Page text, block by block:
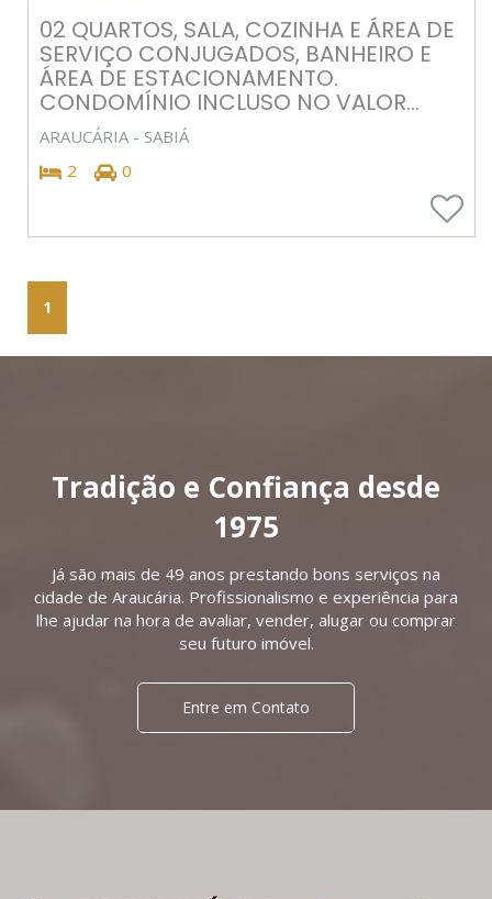
02 QUARTOS, SALA, COZINHA E ÁREA DE
SERVIÇO CONJUGADOS, BANHEIRO E
ÁREA DE ESTACIONAMENTO.
CONDOMÍNIO INCLUSO NO VALOR...
ARAUCÁRIA - SABIÁ
2
0
1
Tradição e Confiança desde
1975
Já são mais de 49 anos prestando bons serviços na
cidade de Araucária. Profissionalismo e experiência para
lhe ajudar na hora de avaliar, vender, alugar ou comprar
seu futuro imóvel.
Entre em Contato